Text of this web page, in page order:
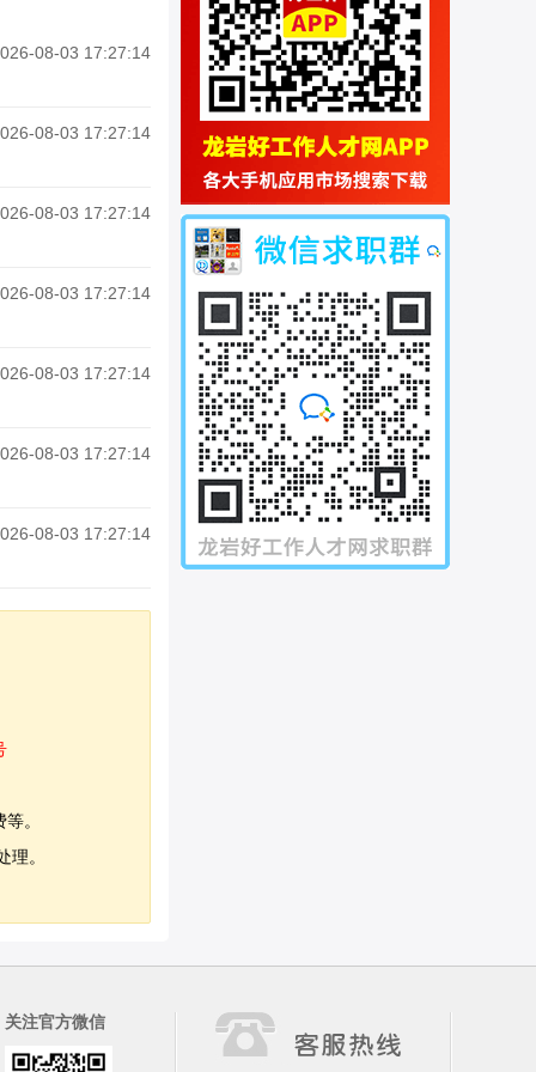
08-03 17:27:14
08-03 17:27:14
08-03 17:27:14
08-03 17:27:14
08-03 17:27:14
08-03 17:27:14
08-03 17:27:14
。
。
关注官方微信